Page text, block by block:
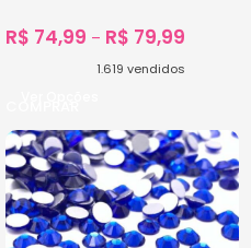
R$ 74,99 – R$ 79,99
1.619 vendidos